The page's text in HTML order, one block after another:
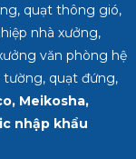
quạt thông gió,
nhà xưởng,
văn phòng hệ
quạt đứng,
Meikosha,
nhập khẩu